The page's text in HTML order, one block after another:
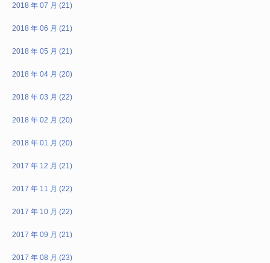
2018 年 07 月 (21)
2018 年 06 月 (21)
2018 年 05 月 (21)
2018 年 04 月 (20)
2018 年 03 月 (22)
2018 年 02 月 (20)
2018 年 01 月 (20)
2017 年 12 月 (21)
2017 年 11 月 (22)
2017 年 10 月 (22)
2017 年 09 月 (21)
2017 年 08 月 (23)